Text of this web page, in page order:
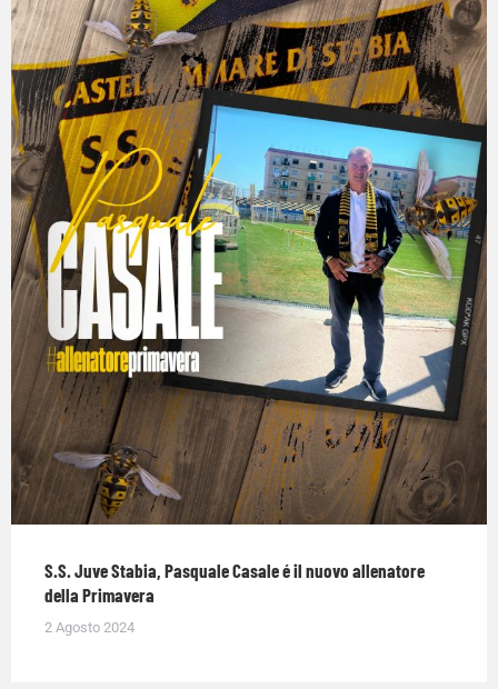
S.S. Juve Stabia, Pasquale Casale é il nuovo allenatore
della Primavera
2 Agosto 2024